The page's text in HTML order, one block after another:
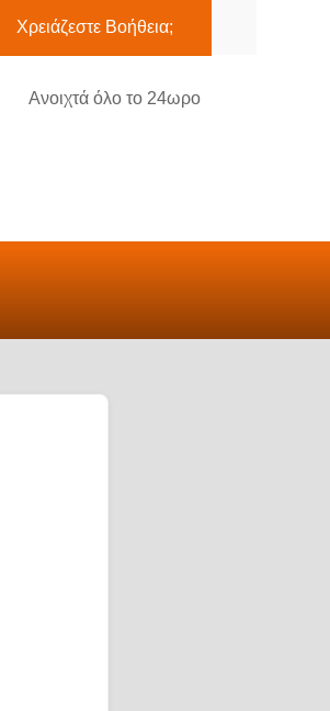
Χρειάζεστε Βοήθεια;
Ανοιχτά όλο το 24ωρο